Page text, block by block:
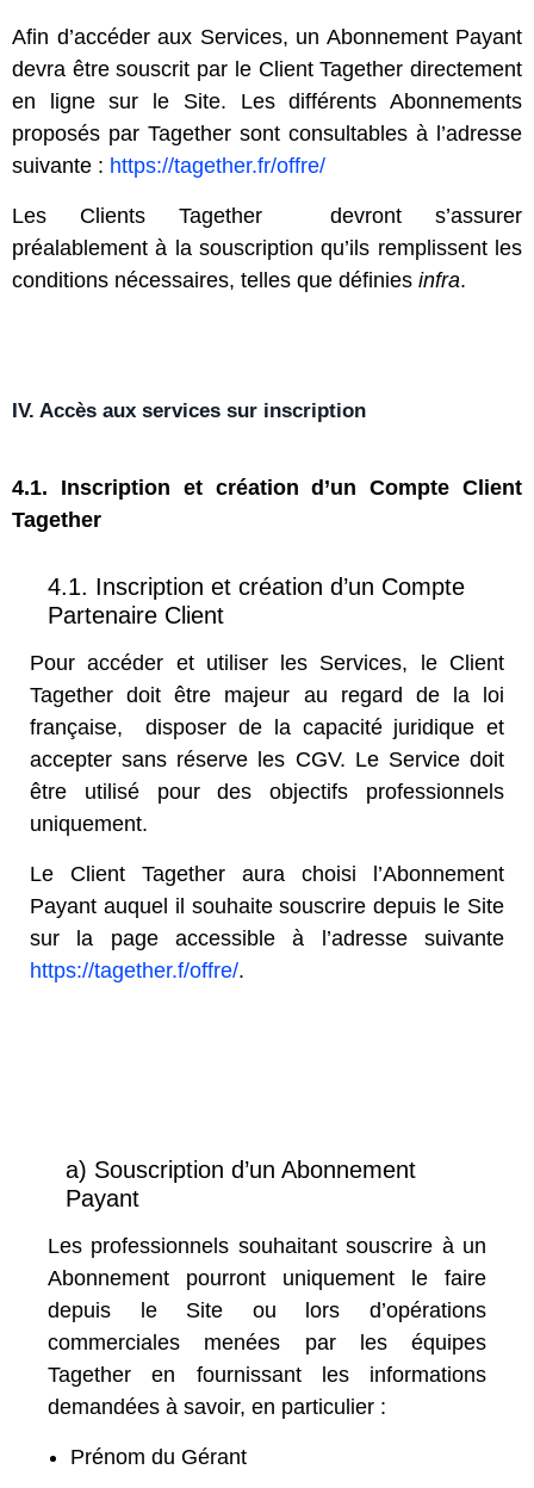
Afin d’accéder aux Services, un Abonnement Payant
devra être souscrit par le Client Tagether directement
en ligne sur le Site. Les différents Abonnements
proposés par Tagether sont consultables à l’adresse
suivante : https://tagether.fr/offre/
Les Clients Tagether devront s’assurer
préalablement à la souscription qu’ils remplissent les
conditions nécessaires, telles que définies infra.
IV. Accès aux services sur inscription
4.1. Inscription et création d’un Compte Client
Tagether
4.1. Inscription et création d’un Compte
Partenaire Client
Pour accéder et utiliser les Services, le Client
Tagether doit être majeur au regard de la loi
française, disposer de la capacité juridique et
accepter sans réserve les CGV. Le Service doit
être utilisé pour des objectifs professionnels
uniquement.
Le Client Tagether aura choisi l’Abonnement
Payant auquel il souhaite souscrire depuis le Site
sur la page accessible à l’adresse suivante
https://tagether.f/offre/.
a) Souscription d’un Abonnement
Payant
Les professionnels souhaitant souscrire à un
Abonnement pourront uniquement le faire
depuis le Site ou lors d’opérations
commerciales menées par les équipes
Tagether en fournissant les informations
demandées à savoir, en particulier :
Prénom du Gérant